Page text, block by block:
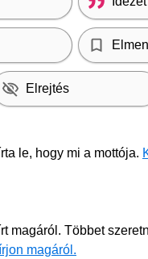
Elrejtés
le, hogy mi a mottója.
magáról. Többet
magáról.